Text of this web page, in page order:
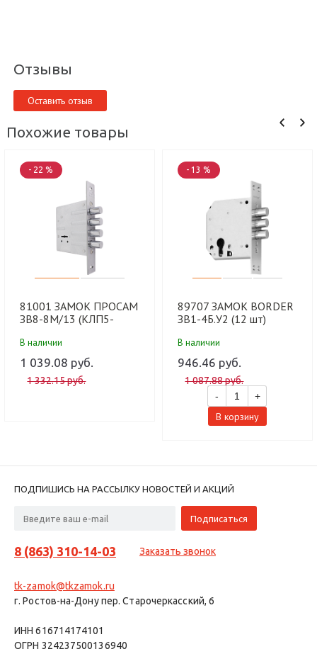
Отзывы
Оставить отзыв
Похожие товары
- 22 %
81001 ЗАМОК ПРОСАМ
ЗВ8-8М/13 (КЛП5-
В наличии
1 039.08 руб.
1 332.15 руб.
- 13 %
89707 ЗАМОК BORDER
ЗВ1-4Б.У2 (12 шт)
В наличии
946.46 руб.
1 087.88 руб.
-
+
В корзину
ПОДПИШИСЬ НА РАССЫЛКУ НОВОСТЕЙ И АКЦИЙ
8 (863) 310-14-03 Заказать звонок
tk-zamok@tkzamok.ru
г. Ростов-на-Дону пер. Старочеркасский, 6
ИНН 616714174101
ОГРН 324237500136940